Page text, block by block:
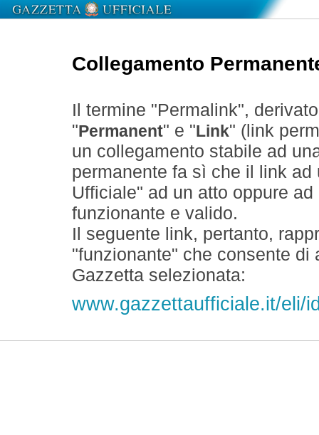
Collegamento
Il termine "Permalink",
" Permanent" e " Link" (link
un collegamento stabile ad
permanente fa sì che il link
Ufficiale" ad un atto oppure
funzionante e valido.
Il seguente link, pertanto,
"funzionante" che consente
Gazzetta selezionata:
www.gazzettaufficiale.it/eli/